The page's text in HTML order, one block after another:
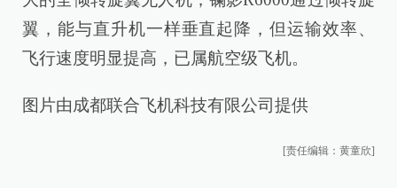
翼，能与直升机一样垂直起降，但运输效率、
飞行速度明显提高，已属航空级飞机。
图片由成都联合飞机科技有限公司提供
[责任编辑：黄童欣]